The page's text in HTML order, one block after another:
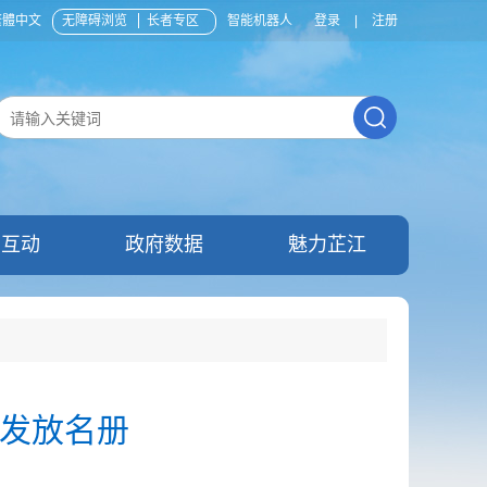
中文 无障碍浏览 长者专区 智能机器人 登录 注册
动 政府数据 魅力芷江
放名册